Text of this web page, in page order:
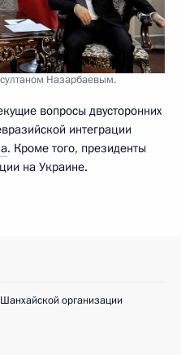
Назарбаевым.
вопросы двусторонних
интеграции
. Кроме того, президенты
на Украине.
организации